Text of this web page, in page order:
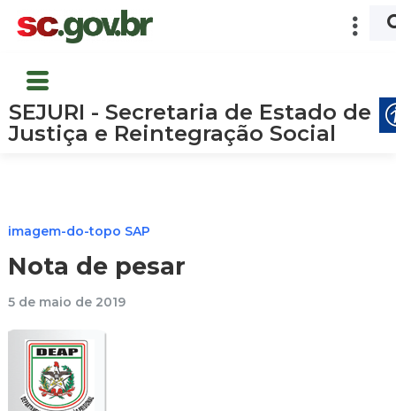
SEJURI - Secretaria de Estado de
Justiça e Reintegração Social
imagem-do-topo SAP
Nota de pesar
5 de maio de 2019